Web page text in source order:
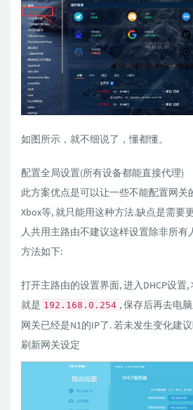
如图所示，就不细说了，懂都懂。
配置全局设置(所有设备都能直接代理)
此方案优点是可以让一些不能配置网关
Xbox等, 就只能用这种方法.缺点是需要
人共用主路由不建议这样设置除非所有
方法如下:
打开主路由的设置界面, 进入DHCP设置
就是 192.168.0.254 , 保存后再去电
网关已经是N1的IP了. 若未发生变化建
刷新网关设定